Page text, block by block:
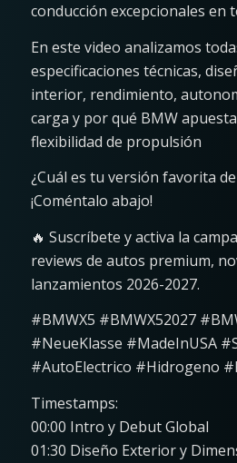
conducción excepcionales en
En este video analizamos
especificaciones técnicas,
interior, rendimiento,
carga y por qué BMW
flexibilidad de propulsión
¿Cuál es tu versión favorita
¡Coméntalo abajo!
🔥 Suscríbete y activa la
reviews de autos premium,
lanzamientos 2026-2027.
#BMWX5 #BMWX52027
#NeueKlasse #MadeInUSA
#AutoElectrico #Hidrogeno
Timestamps:
00:00 Intro y Debut Global
01:30 Diseño Exterior y